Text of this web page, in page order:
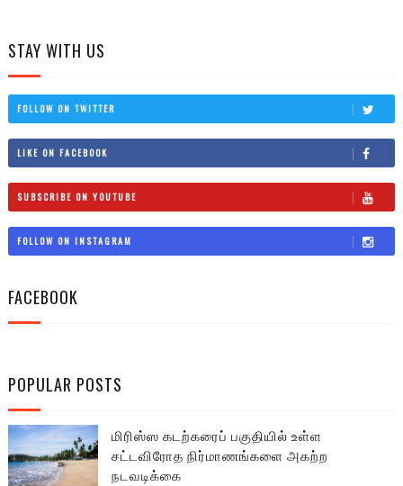
STAY WITH US
FOLLOW ON TWITTER
LIKE ON FACEBOOK
SUBSCRIBE ON YOUTUBE
FOLLOW ON INSTAGRAM
FACEBOOK
POPULAR POSTS
மிரிஸ்ஸ கடற்கரைப் பகுதியில் உள்ள
சட்டவிரோத நிர்மாணங்களை அகற்ற
நடவடிக்கை